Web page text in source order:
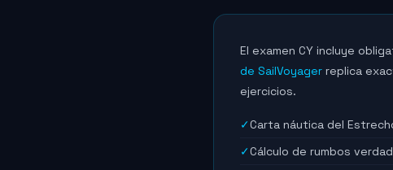
El examen CY incluye
de SailVoyager replica
ejercicios.
✓Carta náutica del
✓Cálculo de rumbos